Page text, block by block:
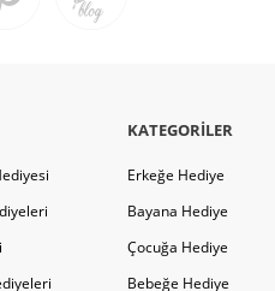
KATEGORILER
Erkeğe Hediye
Bayana Hediye
Çocuğa Hediye
Bebeğe Hediye